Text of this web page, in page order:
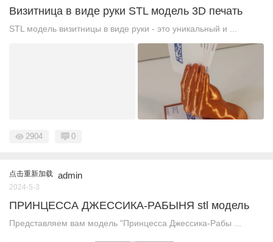
Визитница в виде руки STL модель 3D печать
STL модель визитницы в виде руки - это уникальный и ...
2904 0
点击重新加载 admin
2024-5-3
ПРИНЦЕССА ДЖЕССИКА-РАБЫНЯ stl модель
Представляем вам модель "Принцесса Джессика-Рабы ...